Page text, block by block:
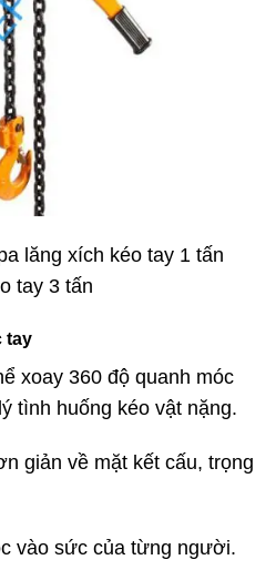
lăng xích kéo tay 1 tấn
tay 3 tấn
tay
xoay 360 độ quanh móc
tình huống kéo vật nặng.
giản về mặt kết cấu, trọng
vào sức của từng người.